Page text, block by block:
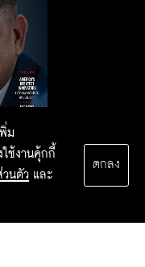
ม
ช้งานคุ้กกี้
วนตัว และ
ตกลง
RESERVED